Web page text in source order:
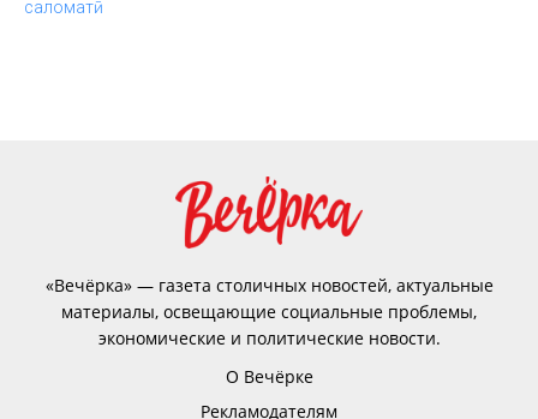
«Вечёрка» — газета столичных новостей, актуальные
материалы, освещающие социальные проблемы,
экономические и политические новости.
О Вечёрке
Рекламодателям